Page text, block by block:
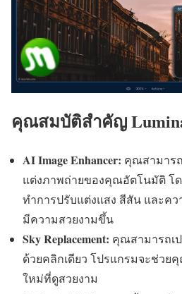
คุณสมบัติสำคัญ
AI Image Enhancer: คุณสามาร
แต่งภาพถ่ายของคุณอัตโนมัติ โด
ทำการปรับแต่งแสง สีสัน และค
มีความสวยงามขึ้น
Sky Replacement: คุณสามารถเ
ด้วยคลิกเดียว โปรแกรมจะช่วย
ใหม่ที่ดูสวยงาม